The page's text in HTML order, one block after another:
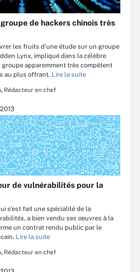
de hackers chinois très
les fruits d’une étude sur un groupe
Lynx, impliqué dans la célèbre
groupe apparemment très compétent
au plus offrant. Lire la suite
Rédacteur en chef
de vulnérabilités pour la
s’est fait une spécialité de la
a bien vendu ses oeuvres à la
un contrat rendu public par le
Lire la suite
Rédacteur en chef